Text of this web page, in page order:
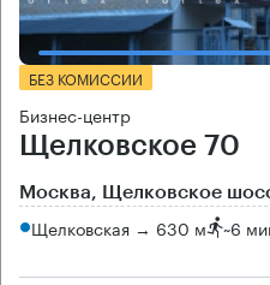
БЕЗ КОМИССИИ
Бизнес-центр
Щелковское 70
Москва, Щелковское
Щелковская → 630 м ~6